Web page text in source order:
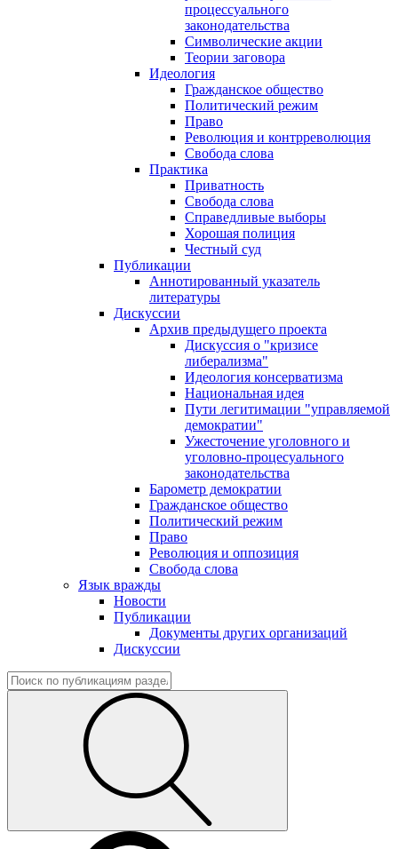
процессуального
законодательства
Символические акции
Теории заговора
Идеология
Гражданское общество
Политический режим
Право
Революция и контрреволюция
Свобода слова
Практика
Приватность
Свобода слова
Справедливые выборы
Хорошая полиция
Честный суд
Публикации
Аннотированный указатель
литературы
Дискуссии
Архив предыдущего проекта
Дискуссия о "кризисе
либерализма"
Идеология консерватизма
Национальная идея
Пути легитимации "управляемой
демократии"
Ужесточение уголовного и
уголовно-процесуального
законодательства
Барометр демократии
Гражданское общество
Политический режим
Право
Революция и оппозиция
Свобода слова
Язык вражды
Новости
Публикации
Документы других организаций
Дискуссии